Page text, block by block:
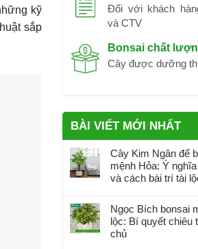
kỹ
sắp
Đối với khách
và CTV
Bonsai chất
Cây được dưỡng
BÀI VIẾT MỚI NHẤT
Cây Kim Ngân để
mệnh Hỏa: Ý
và cách bài trí tài
Ngọc Bích bonsai
lộc: Bí quyết chiêu
chủ